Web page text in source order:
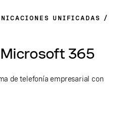
UNIFICADAS
365
de telefonía empresarial con